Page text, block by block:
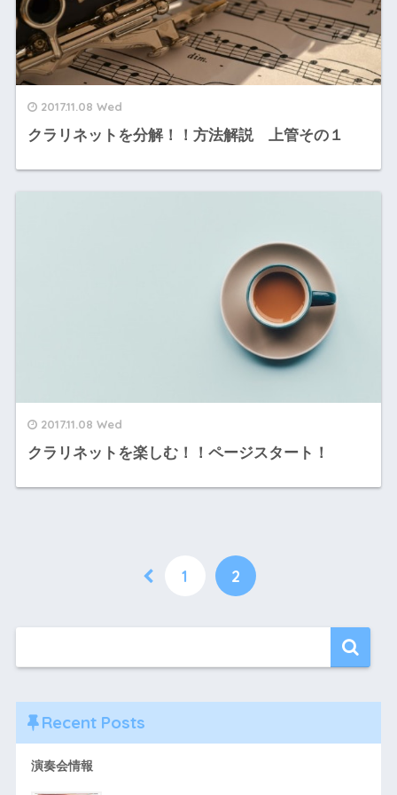
2017.11.08 Wed
クラリネットを分解！！方法解説 上管その１
2017.11.08 Wed
クラリネットを楽しむ！！ページスタート！
1 2
Recent Posts
演奏会情報